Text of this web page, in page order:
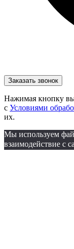
Нажимая кнопку
с Условиями
их.
Мы используем
взаимодействие с